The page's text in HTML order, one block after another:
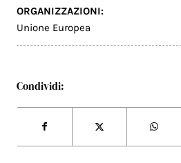
ORGANIZZAZIONI:
Unione Europea
Condividi: